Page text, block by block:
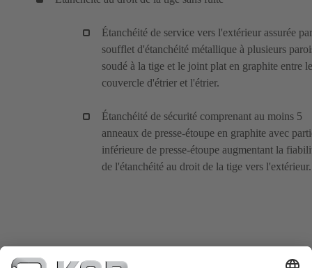
Étanchéité de service vers l'extérieur assurée
soufflet d'étanchéité métallique à plusieurs
soudé à la tige et le joint plat en graphite entre le
couvercle d'étrier et l'étrier.
Étanchéité de sécurité comprenant au moins 5
anneaux de presse-étoupe en graphite avec
inférieure de presse-étoupe augmentant la
de l'étanchéité au droit de la tige vers l'extérieur.